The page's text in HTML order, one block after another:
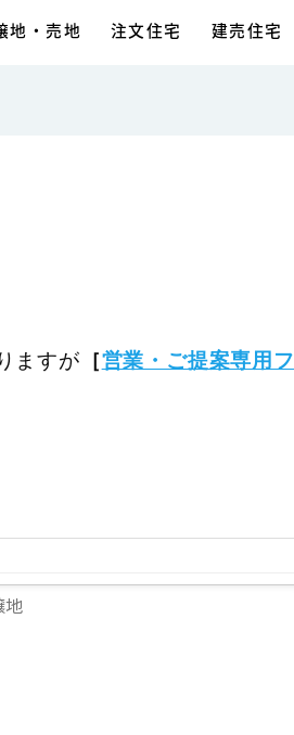
地・売地 注文住宅 建売住宅
ますが ［営業・ご提案専用フ